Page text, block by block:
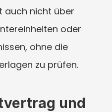
auch nicht über
oder
ohne die
zu prüfen.
und